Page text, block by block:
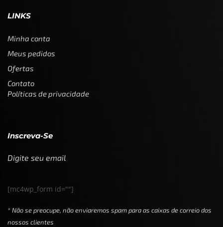
LINKS
Minha conta
Meus pedidos
Ofertas
Contato
Políticas de privacidade
Inscreva-Se
Digite seu email
[mc4wp_form id=""]
* Não se preocupe, não enviaremos spam para as caixas de correio dos
nossos clientes